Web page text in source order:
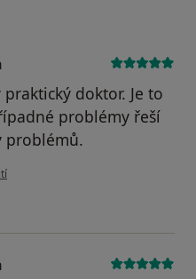
doktor. Je to
problémy řeší
problémů.
Váš účet byl odstraněn